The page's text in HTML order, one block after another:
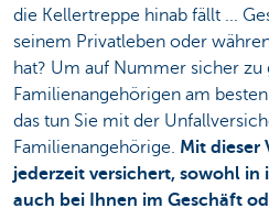
die Kellertreppe hinab fällt ...
seinem Privatleben oder
hat? Um auf Nummer sicher zu
Familienangehörigen am
das tun Sie mit der
Familienangehörige. Mit dieser
jederzeit versichert, sowohl in
auch bei Ihnen im Geschäft